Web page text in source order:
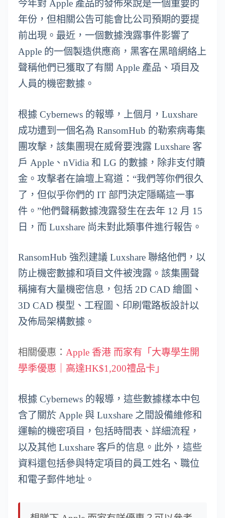
今年對 Apple 產品的發佈來說是一個重要的
年份，但相關公告可能會比公司預期的要提
前出現。最近，一個數據洩露事件影響了
Apple 的一個製造供應商，黑客在黑暗網絡上
聲稱他們已獲取了有關 Apple 產品、項目及
人員的機密數據。
根據 Cybernews 的報導，上個月，Luxshare
成功遭到一個名為 RansomHub 的勒索病毒集
團攻擊，該集團現在威脅要洩露 Luxshare 客
戶 Apple、nVidia 和 LG 的數據，除非支付贖
金。攻擊者在論壇上寫道：“我們等你們很久
了，但似乎你們的 IT 部門決定隱瞞這一事
件。”他們聲稱數據洩露發生在去年 12 月 15
日，而 Luxshare 尚未對此類事件進行報告。
RansomHub 強烈建議 Luxshare 聯絡他們，以
防止機密數據和項目文件被洩露。該集團聲
稱擁有大量機密信息，包括 2D CAD 繪圖、
3D CAD 模型、工程圖、印刷電路板設計以
及佈局架構數據。
相關優惠： Apple 香港 而家有「大專學生開
學季優惠｜高達HK$1,200禮品卡」
根據 Cybernews 的報導，這些數據樣本中包
含了關於 Apple 與 Luxshare 之間設備維修和
運輸的機密項目，包括時間表、詳細流程，
以及其他 Luxshare 客戶的信息。此外，這些
資料還包括參與特定項目的員工姓名、職位
和電子郵件地址。